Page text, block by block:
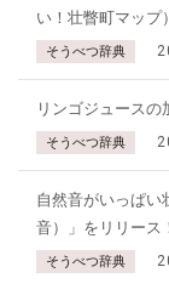
い！壮瞥町マップ
そうべつ辞典
リンゴジュースの
そうべつ辞典
自然音がいっぱい
音）」をリリース！
そうべつ辞典